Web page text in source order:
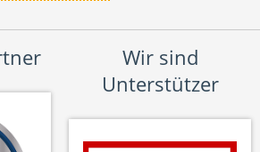
Wir sind
Unterstützer